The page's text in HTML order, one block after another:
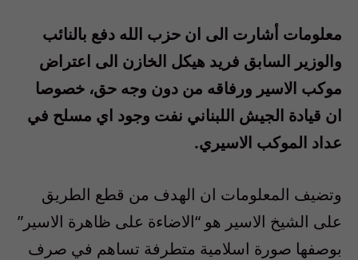
معلومات أشارت الى ان حزب الله دفع بالنائب
والوزير السابق فريد هيكل الخازن الى اعتراض
موكب الاسير ورفاقه من دون وجه حق، خصوصا
ان قيادة الجيش اللبناني نفت وجود اي مسلح في
عداد الموكب الاسيري.
وتضيف المعلومات ان الهدف من قطع الطريق
على الشيخ الاسير هو “الاضاءة على ظاهرة الاسير”
بوصفها صورة اسلامية متطرفة تساهم في صرف